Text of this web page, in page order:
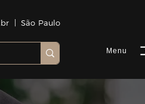
| São Paulo
Menu